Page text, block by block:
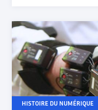
HISTOIRE DU NUMÉRIQUE